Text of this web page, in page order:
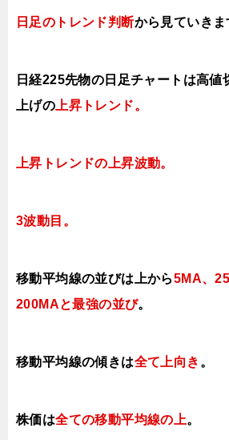
日足のトレンド判断から見ていきま
日経225先物の日足チャートは高値
上げの上昇トレンド。
上昇トレンドの上昇波動。
3波動目。
移動平均線の並びは上から5MA、
200MAと最強の並び。
移動平均線の傾きは全て上向き 。
株価は全ての移動平均線の上。